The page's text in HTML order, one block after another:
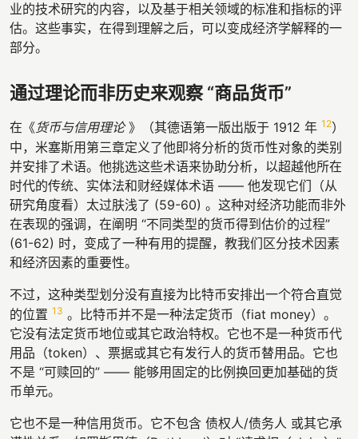
业的技术研究的内容，以及基于相关领域的标准和指标的评
估。这些事实，在得到理解之后，可以变成经济学解释的一
部分。
通过理论而非历史来观察 “商品货币”
在《货币与信用理论》（其德语第一版出版于 1912 年 12）
中，米塞斯用第三章定义了他即将分析的货币性对象的类别
并安排了术语。他挑选这些术语来协助分析，以超越他所在
时代的传统、实体法和财经媒体术语 —— 他发现它们（从
研究角度看）太过肤浅了 (59-60) 。这种对经济功能而非外
在表现的强调，在阐明 “不同类型的货币得到估价的过程”
(61-62) 时，变成了一种有用的提醒，教我们区分技术因素
和经济因素的重要性。
不过，这种类型划分没有直接为比特币安排出一个符合直觉
的位置 13 。比特币并不是一种法定货币（fiat money）。
它没有法定货币地位或其它政治特权。它也不是一种货币代
用品（token）、票据或其它有发行人的货币替用品。它也
不是 “可赎回的” —— 能够用固定的比例换回更加基础的货
币单元。
它也不是一种信用货币。它不包含 债权人/债务人 或其它承